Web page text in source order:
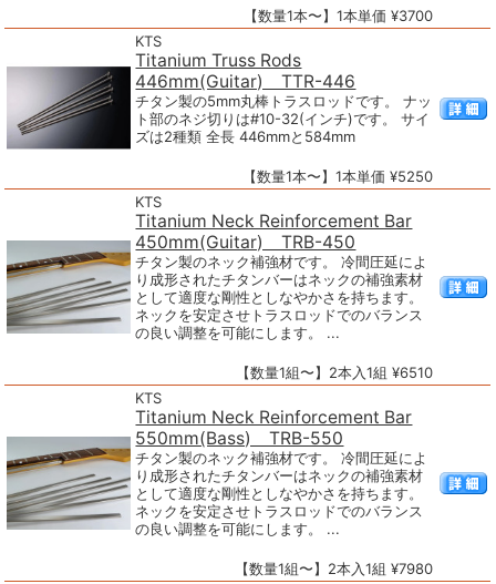
【数量1本〜】1本単価 ¥3700
KTS
Titanium Truss Rods
446mm(Guitar) TTR-446
チタン製の5mm丸棒トラスロッドです。 ナッ
ト部のネジ切りは#10-32(インチ)です。 サイ
ズは2種類 全長 446mmと584mm
【数量1本〜】1本単価 ¥5250
KTS
Titanium Neck Reinforcement Bar
450mm(Guitar) TRB-450
チタン製のネック補強材です。 冷間圧延によ
り成形されたチタンバーはネックの補強素材
として適度な剛性としなやかさを持ちます。
ネックを安定させトラスロッドでのバランス
の良い調整を可能にします。 ...
【数量1組〜】2本入1組 ¥6510
KTS
Titanium Neck Reinforcement Bar
550mm(Bass) TRB-550
チタン製のネック補強材です。 冷間圧延によ
り成形されたチタンバーはネックの補強素材
として適度な剛性としなやかさを持ちます。
ネックを安定させトラスロッドでのバランス
の良い調整を可能にします。 ...
【数量1組〜】2本入1組 ¥7980